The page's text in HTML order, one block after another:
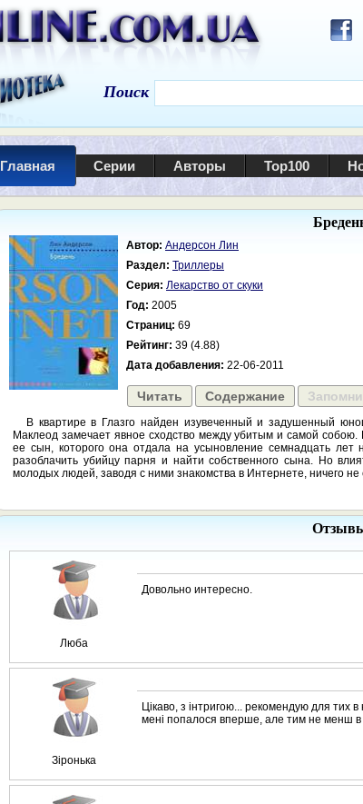
Поиск
Главная Серии Авторы Top100
Автор: Андерсон Лин
Раздел: Триллеры
Серия: Лекарство от скуки
Год: 2005
Страниц: 69
Рейтинг: 39 (4.88)
Дата добавления: 22-06-2011
Читать Содержание
В квартире в Глазго найден изувеченный и задушенный
Маклеод замечает явное сходство между убитым и самой
ее сын, которого она отдала на усыновление семнадцать лет
разоблачить убийцу парня и найти собственного сына. Но
молодых людей, заводя с ними знакомства в Интернете, ничего не
Люба
Довольно интересно.
Зіронька
Цікаво, з інтригою... рекомендую для тих в
мені попалося вперше, але тим не менш в